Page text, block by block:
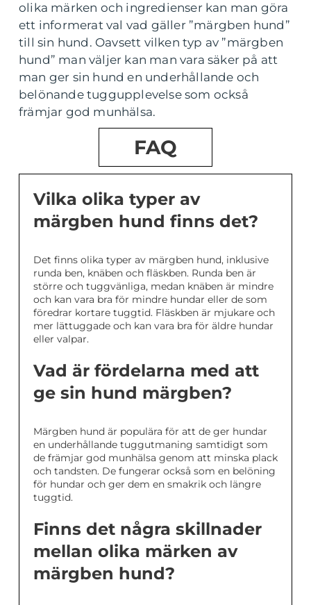
olika märken och ingredienser kan man göra
ett informerat val vad gäller ”märgben hund”
till sin hund. Oavsett vilken typ av ”märgben
hund” man väljer kan man vara säker på att
man ger sin hund en underhållande och
belönande tuggupplevelse som också
främjar god munhälsa.
FAQ
Vilka olika typer av
märgben hund finns det?
Det finns olika typer av märgben hund, inklusive
runda ben, knäben och fläskben. Runda ben är
större och tuggvänliga, medan knäben är mindre
och kan vara bra för mindre hundar eller de som
föredrar kortare tuggtid. Fläskben är mjukare och
mer lättuggade och kan vara bra för äldre hundar
eller valpar.
Vad är fördelarna med att
ge sin hund märgben?
Märgben hund är populära för att de ger hundar
en underhållande tuggutmaning samtidigt som
de främjar god munhälsa genom att minska plack
och tandsten. De fungerar också som en belöning
för hundar och ger dem en smakrik och längre
tuggtid.
Finns det några skillnader
mellan olika märken av
märgben hund?